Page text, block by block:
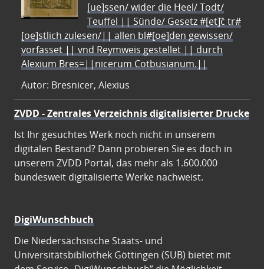
[ue]ssen/ wider die Heel/ Todt/
Teuffel || Sünde/ Gesetz #[et]c̃ tr#
[oe]stlich zulesen/|| allen bl#[oe]den gewissen/
vorfasset || vnd Reymweis gestellet || durch
Alexium Bres=||nicerum Cotbusianum.||
Autor: Bresnicer, Alexius
ZVDD - Zentrales Verzeichnis digitalisierter Drucke
Ist Ihr gesuchtes Werk noch nicht in unserem
digitalen Bestand? Dann probieren Sie es doch in
unserem ZVDD Portal, das mehr als 1.600.000
bundesweit digitalisierte Werke nachweist.
DigiWunschbuch
Die Niedersächsische Staats- und
Universitätsbibliothek Göttingen (SUB) bietet mit